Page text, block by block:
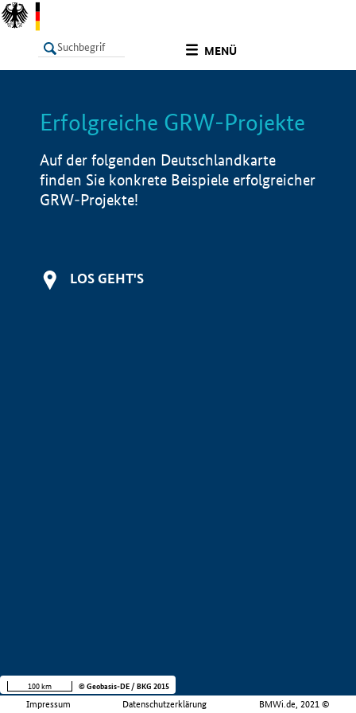
MENÜ
LISTE Info
Erfolgreiche GRW-Projekte
Auf der folgenden Deutschlandkarte
finden Sie konkrete Beispiele erfolgreicher
GRW-Projekte!
LOS GEHT'S
Impressum Datenschutzerklärung BMWi.de, 2021 ©
100 km © Geobasis-DE / BKG 2015